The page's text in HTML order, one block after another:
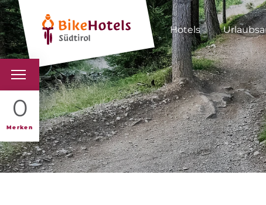
Hotels
0
Merken
BIKEHOTELS
HOTELS & PAKETE
TOUREN & REVIERE